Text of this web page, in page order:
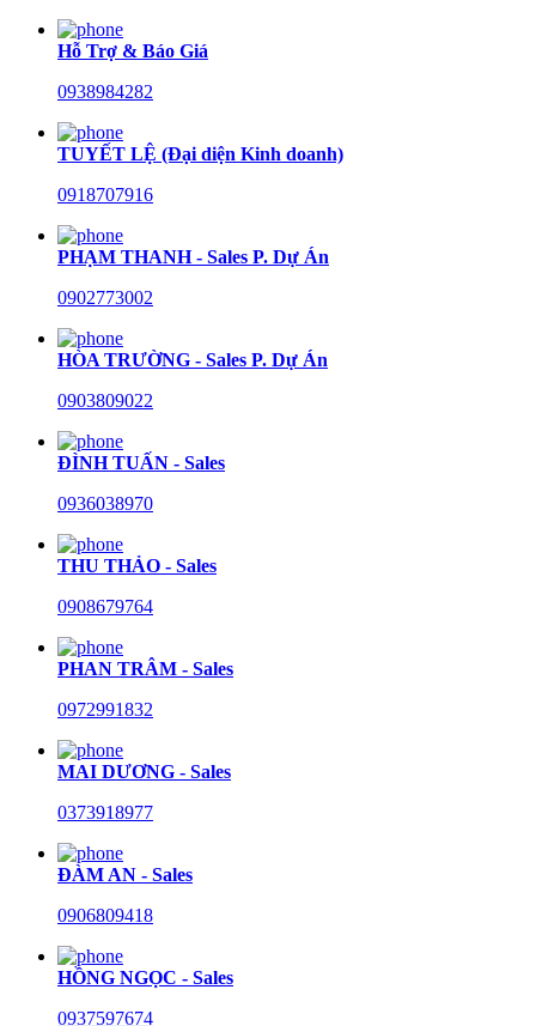
Hỗ Trợ & Báo Giá
0938984282
TUYẾT LỆ (Đại diện Kinh doanh)
0918707916
PHẠM THANH - Sales P. Dự Án
0902773002
HÒA TRƯỜNG - Sales P. Dự Án
0903809022
ĐÌNH TUẤN - Sales
0936038970
THU THẢO - Sales
0908679764
PHAN TRÂM - Sales
0972991832
MAI DƯƠNG - Sales
0373918977
ĐÀM AN - Sales
0906809418
HỒNG NGỌC - Sales
0937597674